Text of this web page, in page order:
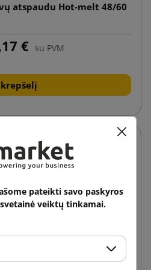
atspaudu Hot-melt 48/60
€ su PVM
pateikti savo paskyros
veiktų tinkamai.